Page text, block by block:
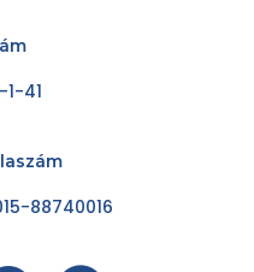
1-41
88740016